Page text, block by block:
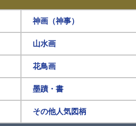
神画（神事）
山水画
花鳥画
墨蹟・書
その他人気図柄